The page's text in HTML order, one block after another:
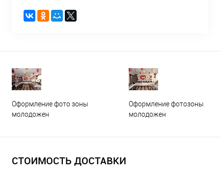
Оформление фото зоны
молодожен
Оформление фотозоны
молодожен
СТОИМОСТЬ ДОСТАВКИ